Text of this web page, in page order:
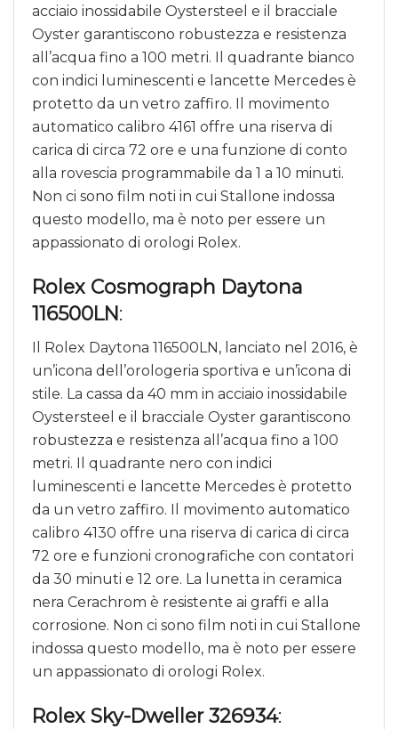
acciaio inossidabile Oystersteel e il bracciale
Oyster garantiscono robustezza e resistenza
all’acqua fino a 100 metri. Il quadrante bianco
con indici luminescenti e lancette Mercedes è
protetto da un vetro zaffiro. Il movimento
automatico calibro 4161 offre una riserva di
carica di circa 72 ore e una funzione di conto
alla rovescia programmabile da 1 a 10 minuti.
Non ci sono film noti in cui Stallone indossa
questo modello, ma è noto per essere un
appassionato di orologi Rolex.
Rolex Cosmograph Daytona
116500LN:
Il Rolex Daytona 116500LN, lanciato nel 2016, è
un’icona dell’orologeria sportiva e un’icona di
stile. La cassa da 40 mm in acciaio inossidabile
Oystersteel e il bracciale Oyster garantiscono
robustezza e resistenza all’acqua fino a 100
metri. Il quadrante nero con indici
luminescenti e lancette Mercedes è protetto
da un vetro zaffiro. Il movimento automatico
calibro 4130 offre una riserva di carica di circa
72 ore e funzioni cronografiche con contatori
da 30 minuti e 12 ore. La lunetta in ceramica
nera Cerachrom è resistente ai graffi e alla
corrosione. Non ci sono film noti in cui Stallone
indossa questo modello, ma è noto per essere
un appassionato di orologi Rolex.
Rolex Sky-Dweller 326934: